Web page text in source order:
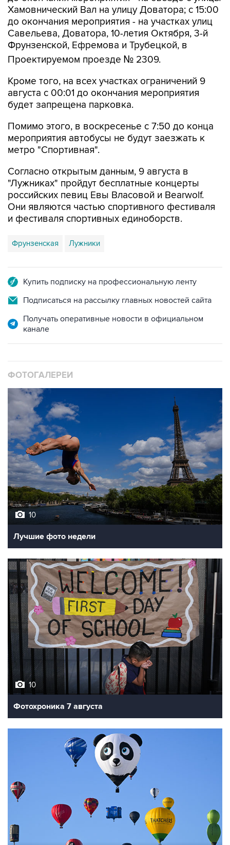
Хамовнический Вал на улицу Доватора; с 15:00
до окончания мероприятия - на участках улиц
Савельева, Доватора, 10-летия Октября, 3-й
Фрунзенской, Ефремова и Трубецкой, в
Проектируемом проезде № 2309.
Кроме того, на всех участках ограничений 9
августа с 00:01 до окончания мероприятия
будет запрещена парковка.
Помимо этого, в воскресенье с 7:50 до конца
мероприятия автобусы не будут заезжать к
метро "Спортивная".
Согласно открытым данным, 9 августа в
"Лужниках" пройдут бесплатные концерты
российских певиц Евы Власовой и Bearwolf.
Они являются частью спортивного фестиваля
и фестиваля спортивных единоборств.
Фрунзенская Лужники
Купить подписку на профессиональную ленту
Подписаться на рассылку главных новостей сайта
Получать оперативные новости в официальном
канале
ФОТОГАЛЕРЕИ
10
Лучшие фото недели
10
Фотохроника 7 августа